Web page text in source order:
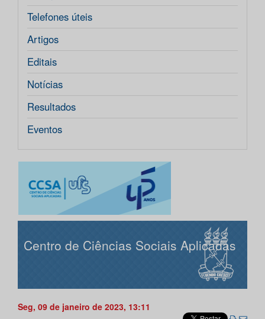
Telefones úteis
Artigos
Editais
Notícias
Resultados
Eventos
Centro de Ciências Sociais Aplicadas
Seg, 09 de janeiro de 2023, 13:11